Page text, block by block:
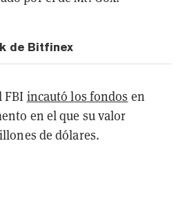
de Bitfinex
FBI incautó los fondos en
en el que su valor
de dólares.